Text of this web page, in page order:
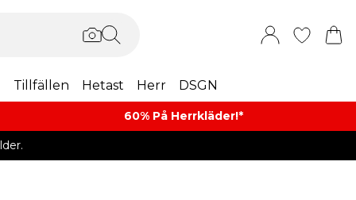
Tillfällen Hetast Herr DSGN
60% På Herrkläder!*​